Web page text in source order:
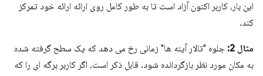
این بار، کاربر اکنون آزاد است تا به طور کامل روی ارائه ارائه خود تمرکز
کند.
مثال 2:
جلوه "تالار آینه ها" زمانی رخ می دهد که یک سطح گرفته شده
به مکان مورد نظر بازگردانده شود. قابل ذکر است، اگر کاربر برگه ای را که